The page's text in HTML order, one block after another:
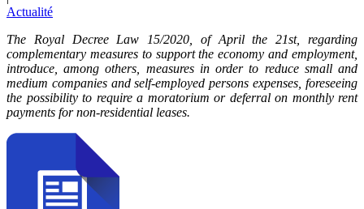
Actualité
The Royal Decree Law 15/2020, of April the 21st, regarding
complementary measures to support the economy and employment,
introduce, among others, measures in order to reduce small and
medium companies and self-employed persons expenses, foreseeing
the possibility to require a moratorium or deferral on monthly rent
payments for non-residential leases.